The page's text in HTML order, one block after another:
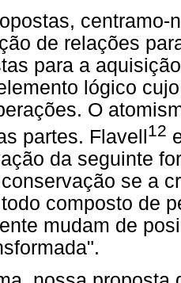
de relações
para a
lógico
O
partes. Flavell
12
da seguinte
se a
composto de
mudam de